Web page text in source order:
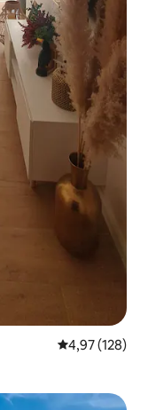
Średnia
4,97 (128)